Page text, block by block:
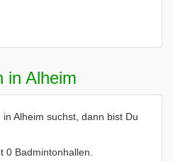
in Alheim
Alheim suchst, dann bist Du
0 Badmintonhallen.